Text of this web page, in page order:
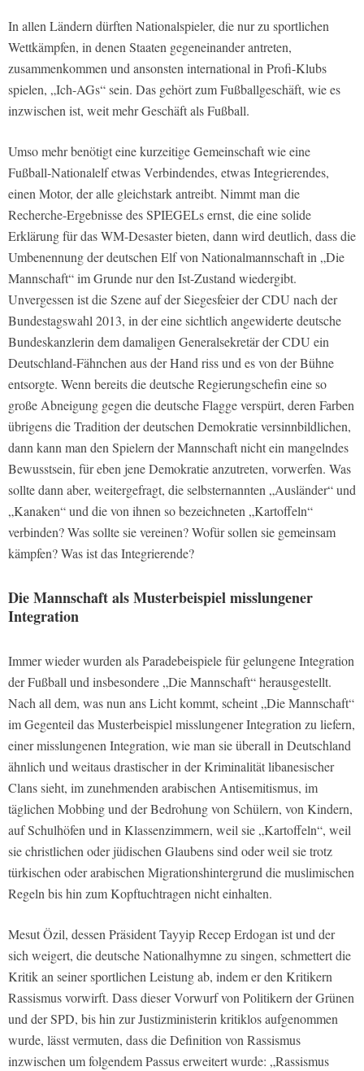
In allen Ländern dürften Nationalspieler, die nur zu sportlichen
Wettkämpfen, in denen Staaten gegeneinander antreten,
zusammenkommen und ansonsten international in Profi-Klubs
spielen, „Ich-AGs“ sein. Das gehört zum Fußballgeschäft, wie es
inzwischen ist, weit mehr Geschäft als Fußball.
Umso mehr benötigt eine kurzeitige Gemeinschaft wie eine
Fußball-Nationalelf etwas Verbindendes, etwas Integrierendes,
einen Motor, der alle gleichstark antreibt. Nimmt man die
Recherche-Ergebnisse des SPIEGELs ernst, die eine solide
Erklärung für das WM-Desaster bieten, dann wird deutlich, dass die
Umbenennung der deutschen Elf von Nationalmannschaft in „Die
Mannschaft“ im Grunde nur den Ist-Zustand wiedergibt.
Unvergessen ist die Szene auf der Siegesfeier der CDU nach der
Bundestagswahl 2013, in der eine sichtlich angewiderte deutsche
Bundeskanzlerin dem damaligen Generalsekretär der CDU ein
Deutschland-Fähnchen aus der Hand riss und es von der Bühne
entsorgte. Wenn bereits die deutsche Regierungschefin eine so
große Abneigung gegen die deutsche Flagge verspürt, deren Farben
übrigens die Tradition der deutschen Demokratie versinnbildlichen,
dann kann man den Spielern der Mannschaft nicht ein mangelndes
Bewusstsein, für eben jene Demokratie anzutreten, vorwerfen. Was
sollte dann aber, weitergefragt, die selbsternannten „Ausländer“ und
„Kanaken“ und die von ihnen so bezeichneten „Kartoffeln“
verbinden? Was sollte sie vereinen? Wofür sollen sie gemeinsam
kämpfen? Was ist das Integrierende?
Die Mannschaft als Musterbeispiel misslungener
Integration
Immer wieder wurden als Paradebeispiele für gelungene Integration
der Fußball und insbesondere „Die Mannschaft“ herausgestellt.
Nach all dem, was nun ans Licht kommt, scheint „Die Mannschaft“
im Gegenteil das Musterbeispiel misslungener Integration zu liefern,
einer misslungenen Integration, wie man sie überall in Deutschland
ähnlich und weitaus drastischer in der Kriminalität libanesischer
Clans sieht, im zunehmenden arabischen Antisemitismus, im
täglichen Mobbing und der Bedrohung von Schülern, von Kindern,
auf Schulhöfen und in Klassenzimmern, weil sie „Kartoffeln“, weil
sie christlichen oder jüdischen Glaubens sind oder weil sie trotz
türkischen oder arabischen Migrationshintergrund die muslimischen
Regeln bis hin zum Kopftuchtragen nicht einhalten.
Mesut Özil, dessen Präsident Tayyip Recep Erdogan ist und der
sich weigert, die deutsche Nationalhymne zu singen, schmettert die
Kritik an seiner sportlichen Leistung ab, indem er den Kritikern
Rassismus vorwirft. Dass dieser Vorwurf von Politikern der Grünen
und der SPD, bis hin zur Justizministerin kritiklos aufgenommen
wurde, lässt vermuten, dass die Definition von Rassismus
inzwischen um folgendem Passus erweitert wurde: „Rassismus